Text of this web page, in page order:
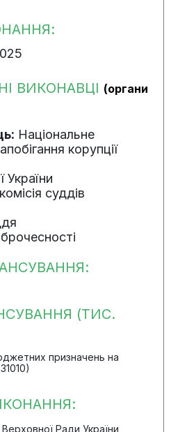
ВИКОНАВЦІ (органи
Національне
корупції
України
суддів
(ТИС.
призначень на
Ради України